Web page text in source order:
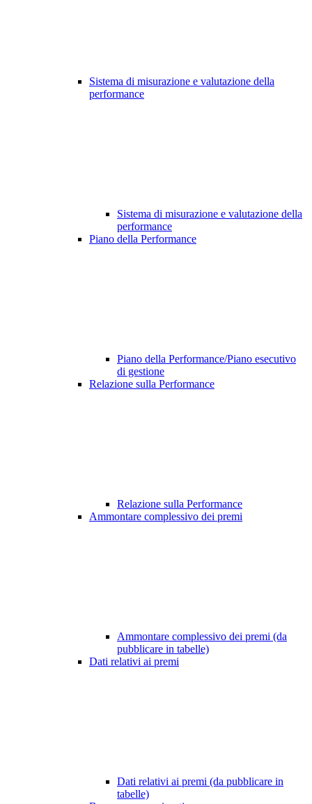
Sistema di misurazione e valutazione della
performance
Sistema di misurazione e valutazione della
performance
Piano della Performance
Piano della Performance/Piano esecutivo
di gestione
Relazione sulla Performance
Relazione sulla Performance
Ammontare complessivo dei premi
Ammontare complessivo dei premi (da
pubblicare in tabelle)
Dati relativi ai premi
Dati relativi ai premi (da pubblicare in
tabelle)